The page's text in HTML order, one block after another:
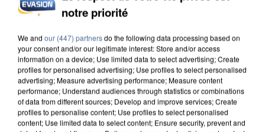
INTERPELLÉ EN ALGÉRIE
notre priorité
We and our (447) partnersdo the following data processing based on
your consent and/or our legitimate interest: Store and/or access
information on a device; Use limited data to select advertising; Create
profiles for personalised advertising; Use profiles to select personalised
advertising; Measure advertising performance; Measure content
performance; Understand audiences through statistics or combinations
of data from different sources; Develop and improve services; Create
profiles to personalise content; Use profiles to select personalised
content; Use limited data to select content; Ensure security, prevent and